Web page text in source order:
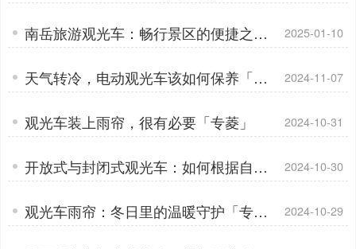
南岳旅游观光车：畅行景区的便捷之选
「专菱」
2025-01-10
天气转冷，电动观光车该如何保养「专
菱」
2024-11-07
观光车装上雨帘，很有必要「专菱」 2024-10-31
开放式与封闭式观光车：如何根据自身
情况做出正确选择「专菱」
2024-10-30
观光车雨帘：冬日里的温暖守护「专
菱」
2024-10-29